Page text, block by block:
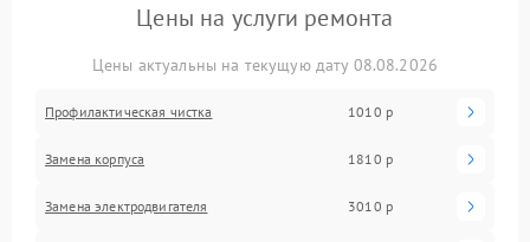
Цены на услуги ремонта
Цены актуальны на текущую дату 08.08.2026
Профилактическая чистка 1010 р
Замена корпуса 1810 р
Замена электродвигателя 3010 р